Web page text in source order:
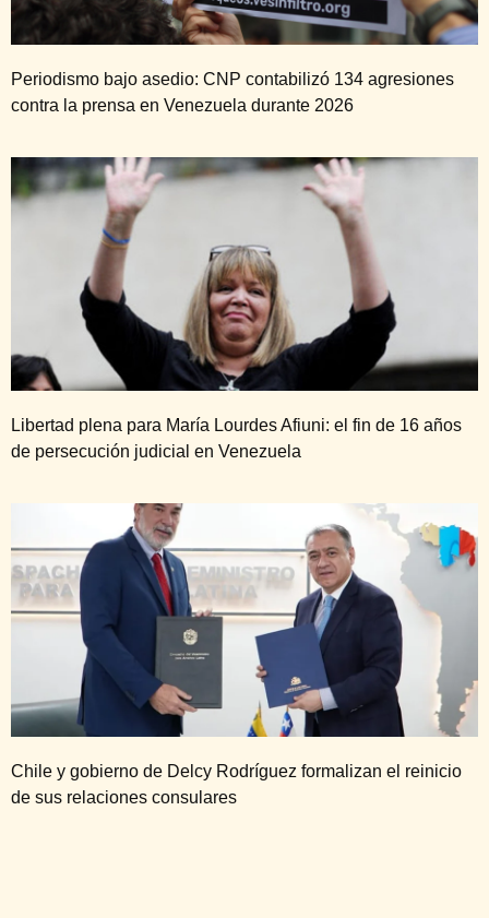
Periodismo bajo asedio: CNP contabilizó 134 agresiones
contra la prensa en Venezuela durante 2026
Libertad plena para María Lourdes Afiuni: el fin de 16 años
de persecución judicial en Venezuela
Chile y gobierno de Delcy Rodríguez formalizan el reinicio
de sus relaciones consulares